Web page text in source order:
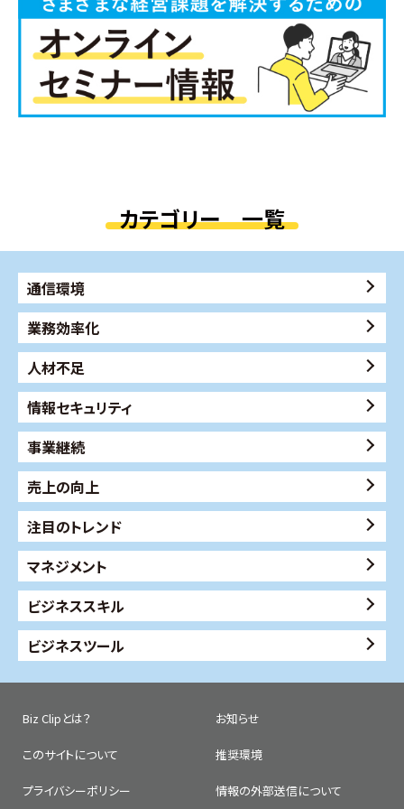
カテゴリー 一覧
通信環境
業務効率化
人材不足
情報セキュリティ
事業継続
売上の向上
注目のトレンド
マネジメント
ビジネススキル
ビジネスツール
Biz Clipとは？ お知らせ
このサイトについて 推奨環境
プライバシーポリシー 情報の外部送信について